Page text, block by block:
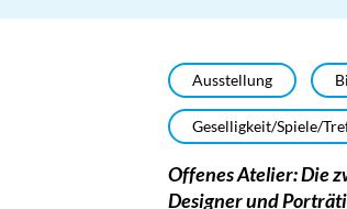
Ausstellung
Geselligkeit/Spiele/
Offenes Atelier: Die
Designer und